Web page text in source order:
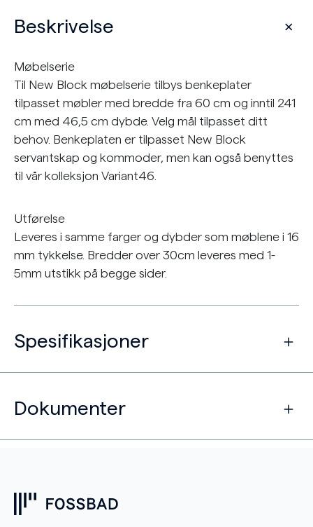
Beskrivelse
Møbelserie
Til New Block møbelserie tilbys benkeplater
tilpasset møbler med bredde fra 60 cm og inntil 241
cm med 46,5 cm dybde. Velg mål tilpasset ditt
behov. Benkeplaten er tilpasset New Block
servantskap og kommoder, men kan også benyttes
til vår kolleksjon Variant46.
Utførelse
Leveres i samme farger og dybder som møblene i 16
mm tykkelse. Bredder over 30cm leveres med 1-
5mm utstikk på begge sider.
Spesifikasjoner
Dokumenter